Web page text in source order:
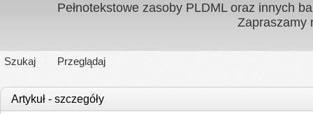
Pełnotekstowe zasoby PLDML oraz innych
Zapraszamy
Szukaj Przeglądaj
Artykuł - szczegóły